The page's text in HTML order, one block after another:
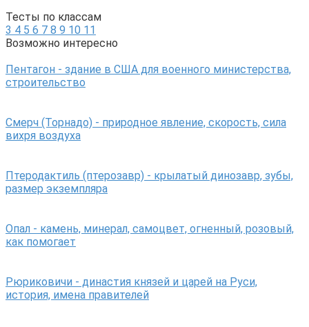
Тесты по классам
3 4 5 6 7 8 9 10 11
Возможно интересно
Пентагон - здание в США для военного министерства,
строительство
Смерч (Торнадо) - природное явление, скорость, сила
вихря воздуха
Птеродактиль (птерозавр) - крылатый динозавр, зубы,
размер экземпляра
Опал - камень, минерал, самоцвет, огненный, розовый,
как помогает
Рюриковичи - династия князей и царей на Руси,
история, имена правителей